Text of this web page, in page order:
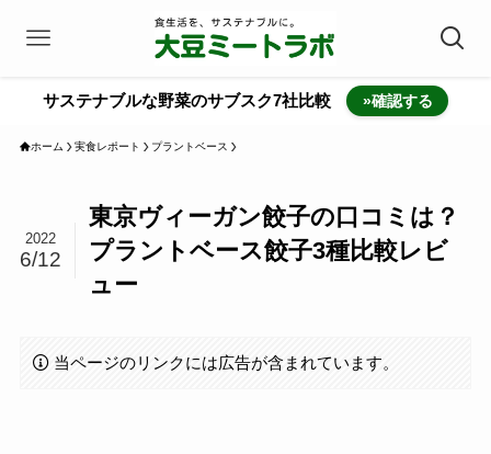
サステナブルな野菜のサブスク7社比較 »確認する
ホーム 実食レポート プラントベース
東京ヴィーガン餃子の口コミは？
プラントベース餃子3種比較レビ
ュー
2022
6/12
当ページのリンクには広告が含まれています。